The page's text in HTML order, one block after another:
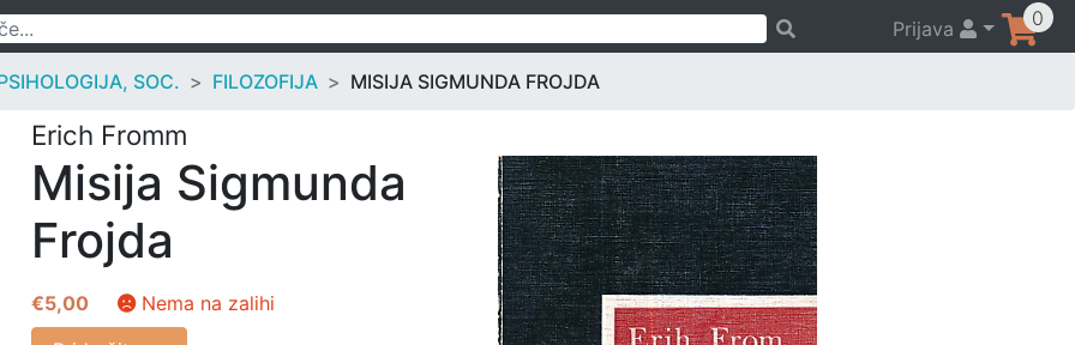
Prijava 0
SOC. FILOZOFIJA MISIJA SIGMUNDA FROJDA
Erich Fromm
Misija Sigmunda
Frojda
€5,00
Nema na zalihi